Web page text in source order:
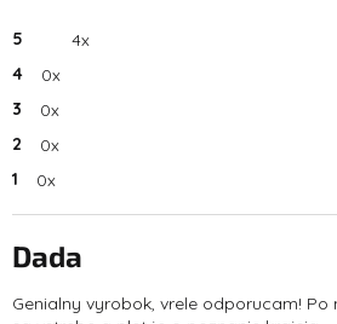
5
4x
4
0x
3
0x
2
0x
1
0x
ý
p
i
s
h
Dada
Genialny vyrobok, vrele odporucam! Po